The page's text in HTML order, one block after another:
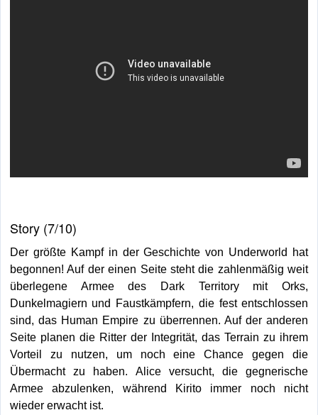
Story (7/10)
Der größte Kampf in der Geschichte von Underworld hat
begonnen! Auf der einen Seite steht die zahlenmäßig weit
überlegene Armee des Dark Territory mit Orks,
Dunkelmagiern und Faustkämpfern, die fest entschlossen
sind, das Human Empire zu überrennen. Auf der anderen
Seite planen die Ritter der Integrität, das Terrain zu ihrem
Vorteil zu nutzen, um noch eine Chance gegen die
Übermacht zu haben. Alice versucht, die gegnerische
Armee abzulenken, während Kirito immer noch nicht
wieder erwacht ist.